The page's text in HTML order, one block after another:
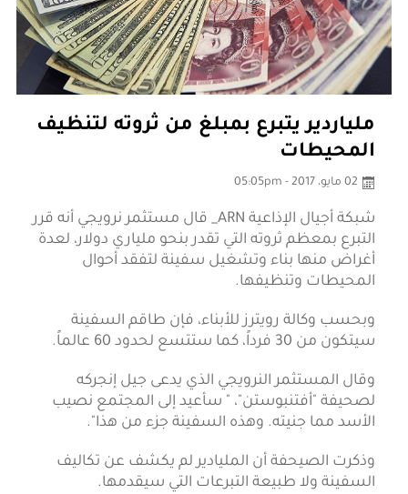
ملياردير يتبرع بمبلغ من ثروته لتنظيف
المحيطات
02 مايو، 2017 - 05:05pm
شبكة أجيال الإذاعية ARN_ قال مستثمر نرويجي أنه قرر
التبرع بمعظم ثروته التي تقدر بنحو ملياري دولار، لعدة
أغراض منها بناء وتشغيل سفينة لتفقد أحوال
المحيطات وتنظيفها.
وبحسب وكالة رويترز للأبناء، فإن طاقم السفينة
سيتكون من 30 فرداً، كما ستتسع لحدود 60 عالماً.
وقال المستثمر النرويجي الذي يدعى جيل إنجركه
لصحيفة "أفتنبوستن"، " سأعيد إلى المجتمع نصيب
الأسد مما جنيته. وهذه السفينة جزء من هذا".
وذكرت الصيحفة أن المليادير لم يكشف عن تكاليف
السفينة ولا طبيعة التبرعات التي سيقدمها.